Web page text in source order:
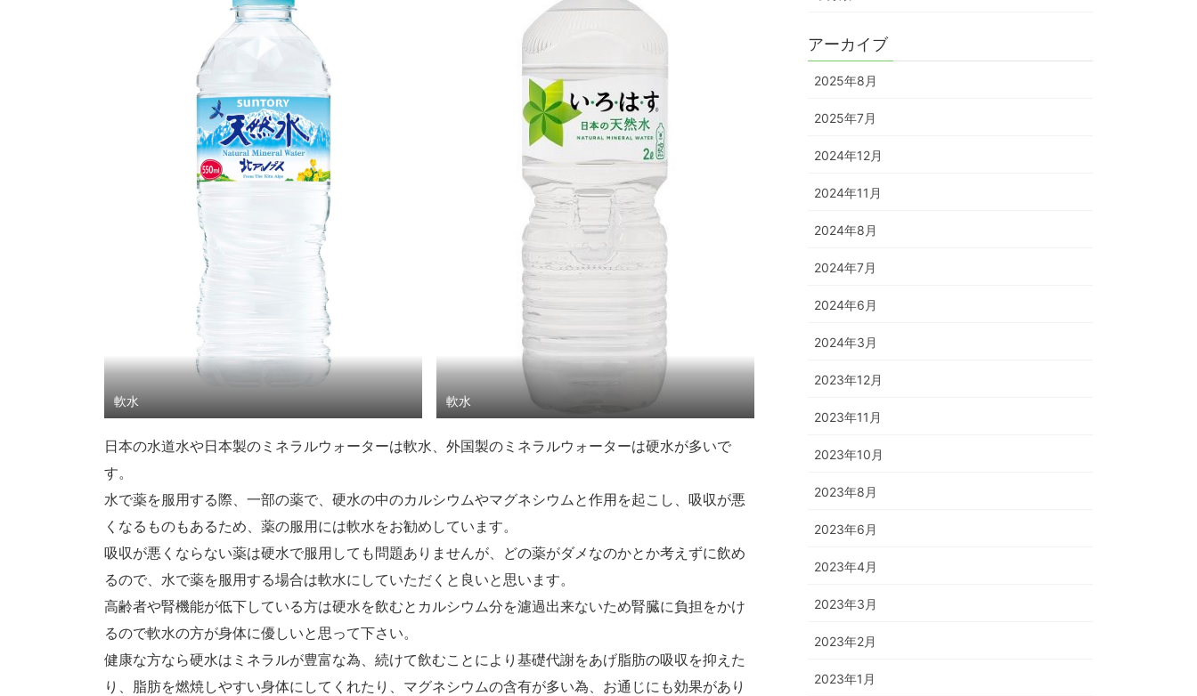
軟水 軟水
日本の水道水や日本製のミネラルウォーターは軟水、外国製のミネラルウォーターは硬水が多いで
す。
水で薬を服用する際、一部の薬で、硬水の中のカルシウムやマグネシウムと作用を起こし、吸収が悪
くなるものもあるため、薬の服用には軟水をお勧めしています。
吸収が悪くならない薬は硬水で服用しても問題ありませんが、どの薬がダメなのかとか考えずに飲め
るので、水で薬を服用する場合は軟水にしていただくと良いと思います。
高齢者や腎機能が低下している方は硬水を飲むとカルシウム分を濾過出来ないため腎臓に負担をかけ
るので軟水の方が身体に優しいと思って下さい。
健康な方なら硬水はミネラルが豊富な為、続けて飲むことにより基礎代謝をあげ脂肪の吸収を抑えた
り、脂肪を燃焼しやすい身体にしてくれたり、マグネシウムの含有が多い為、お通じにも効果があり
アーカイブ
2025年8月
2025年7月
2024年12月
2024年11月
2024年8月
2024年7月
2024年6月
2024年3月
2023年12月
2023年11月
2023年10月
2023年8月
2023年6月
2023年4月
2023年3月
2023年2月
2023年1月